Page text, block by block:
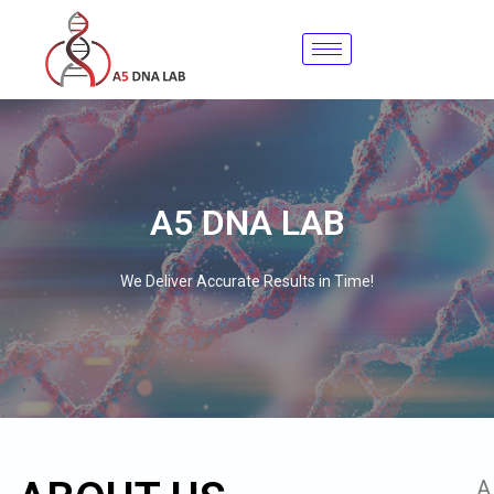
content
A5 DNA LAB
We Deliver Accurate Results in Time!